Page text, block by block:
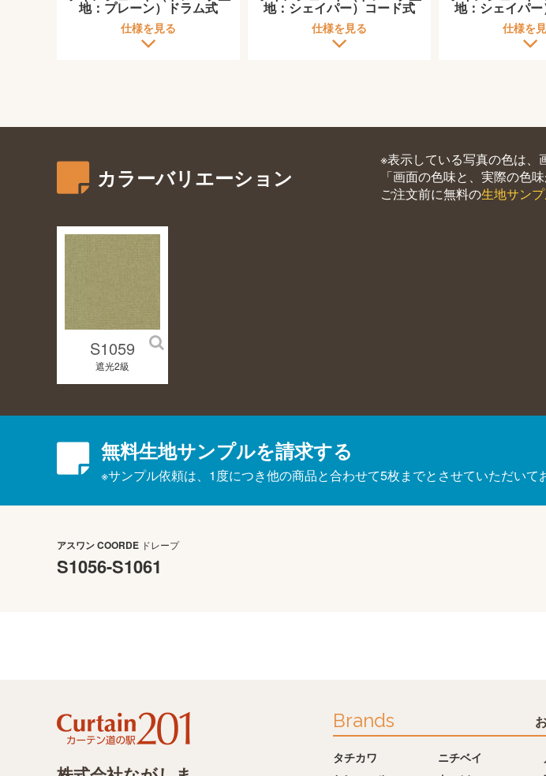
地：プレーン）ドラム式
仕様を見る
地：シェイパー）コード式
仕様を見る
地：シェイパ
仕様を
カラーバリエーション
※表示している写真の色は、
「画面の色味と、実際の色
ご注文前に無料の生地サン
S1059
遮光2級
無料生地サンプルを請求する
※サンプル依頼は、1度につき他の商品と合わせて5枚までとさせていただいて
アスワンCOORDE ドレープ
S1056-S1061
Brands
タチカワ ニチベイ